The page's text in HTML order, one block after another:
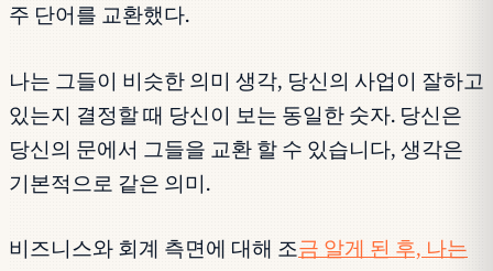
주 단어를 교환했다.
나는 그들이 비슷한 의미 생각, 당신의 사업이 잘하고
있는지 결정할 때 당신이 보는 동일한 숫자. 당신은
당신의 문에서 그들을 교환 할 수 있습니다, 생각은
기본적으로 같은 의미.
비즈니스와 회계 측면에 대해 조금 알게 된 후, 나는